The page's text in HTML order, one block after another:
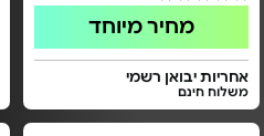
מחיר מיוחד
אחריות יבואן רשמי
משלוח חינם